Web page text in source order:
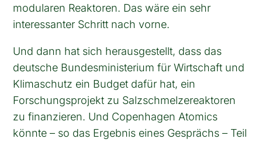
modularen Reaktoren. Das wäre ein sehr
interessanter Schritt nach vorne.
Und dann hat sich herausgestellt, dass das
deutsche Bundesministerium für Wirtschaft und
Klimaschutz ein Budget dafür hat, ein
Forschungsprojekt zu Salzschmelzereaktoren
zu finanzieren. Und Copenhagen Atomics
könnte – so das Ergebnis eines Gesprächs – Teil